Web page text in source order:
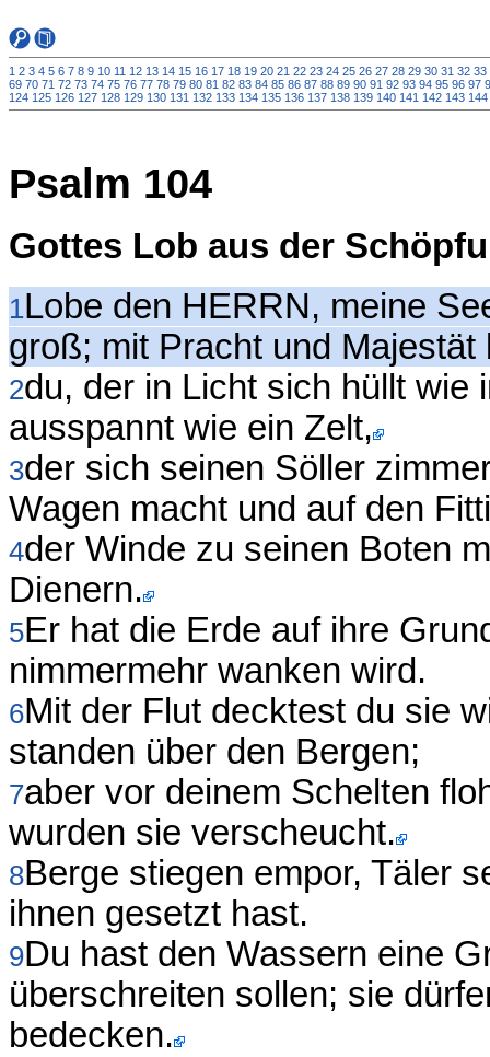
1 2 3 4 5 6 7 8 9 10 11 12 13 14 15 16 17 18 19 20 21 22 23 24 25 26 27 28 29 30 31 32 33
69 70 71 72 73 74 75 76 77 78 79 80 81 82 83 84 85 86 87 88 89 90 91 92 93 94 95 96 97
124 125 126 127 128 129 130 131 132 133 134 135 136 137 138 139 140 141 142 143 144
Psalm 104
Gottes Lob aus der
1Lobe den HERRN, meine
groß; mit Pracht und Majestät
2du, der in Licht sich hüllt wie
ausspannt wie ein Zelt,
3der sich seinen Söller
Wagen macht und auf den
4der Winde zu seinen Boten
Dienern.
5Er hat die Erde auf ihre
nimmermehr wanken wird.
6Mit der Flut decktest du sie
standen über den Bergen;
7aber vor deinem Schelten
wurden sie verscheucht.
8Berge stiegen empor, Täler
ihnen gesetzt hast.
9Du hast den Wassern eine
überschreiten sollen; sie
bedecken.